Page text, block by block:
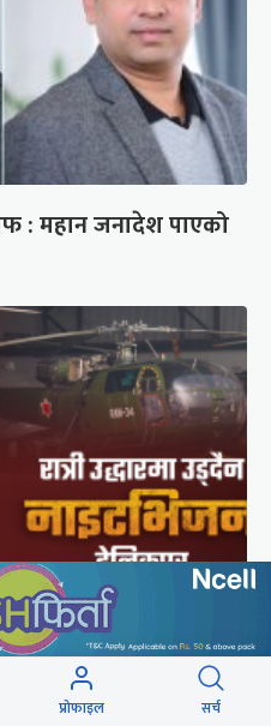
: महान जनादेश पाएको
: भीआईपीका लागि उड्छ,
प्रोफाइल सर्च